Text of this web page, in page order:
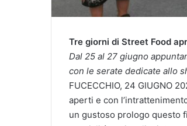
Tre giorni di Street Food
Dal 25 al 27 giugno
con le serate dedicate allo
FUCECCHIO, 24 GIUGNO
aperti e con
un gustoso prologo questo